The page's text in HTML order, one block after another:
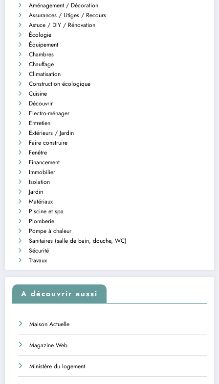
Aménagement / Décoration
Assurances / Litiges / Recours
Astuce / DIY / Rénovation
Écologie
Équipement
Chambres
Chauffage
Climatisation
Construction écologique
Cuisine
Découvrir
Electro-ménager
Entretien
Extérieurs / Jardin
Faire construire
Fenêtre
Financement
Immobilier
Isolation
Jardin
Matériaux
Piscine et spa
Plomberie
Pompe à chaleur
Sanitaires (salle de bain, douche, WC)
Sécurité
Travaux
A découvrir aussi
Maison Actuelle
Magazine Web
Ministère du logement